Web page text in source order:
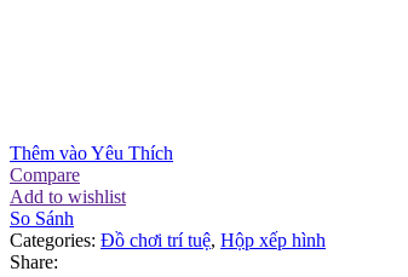
Thêm vào Yêu Thích
Compare
Add to wishlist
So Sánh
Categories: Đồ chơi trí tuệ, Hộp xếp hình
Share: